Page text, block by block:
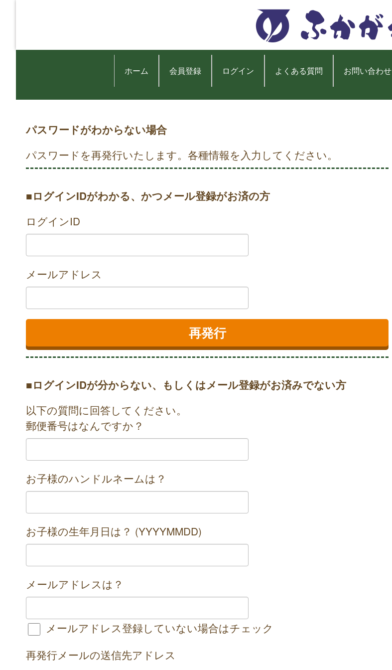
ホーム 会員登録 ログイン よくある質問 お問い合わせ
パスワードがわからない場合
パスワードを再発行いたします。各種情報を入力してください。
■ログインIDがわかる、かつメール登録がお済の方
ログインID
メールアドレス
■ログインIDが分からない、もしくはメール登録がお済みでない方
以下の質問に回答してください。
郵便番号はなんですか？
お子様のハンドルネームは？
お子様の生年月日は？ (YYYYMMDD)
メールアドレスは？
メールアドレス登録していない場合はチェック
再発行メールの送信先アドレス